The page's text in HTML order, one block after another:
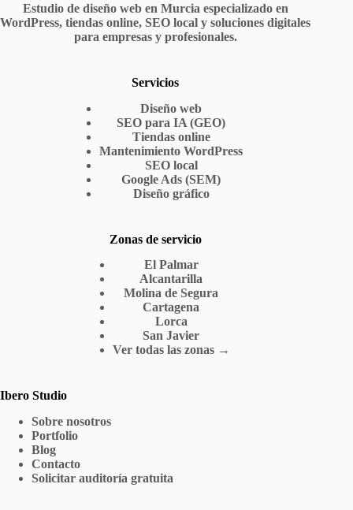
confianza
online
Estudio de diseño web en Murcia especializado en
WordPress, tiendas online, SEO local y soluciones digitales
para empresas y profesionales.
Servicios
Diseño web
SEO para IA (GEO)
Tiendas online
Mantenimiento WordPress
SEO local
Google Ads (SEM)
Diseño gráfico
Zonas de servicio
El Palmar
Alcantarilla
Molina de Segura
Cartagena
Lorca
San Javier
Ver todas las zonas →
Ibero Studio
Sobre nosotros
Portfolio
Blog
Contacto
Solicitar auditoría gratuita